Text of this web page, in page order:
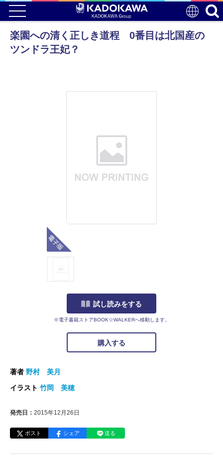
楽園への清く正しき道程 0番目は北国産の
ツンドラ王妃？
試し読みをする
※電子書籍ストアBOOK☆WALKERへ移動します。
購入する
著者 野村 美月
イラスト 竹岡 美穂
発売日： 2015年12月26日
ポスト シェア 送る